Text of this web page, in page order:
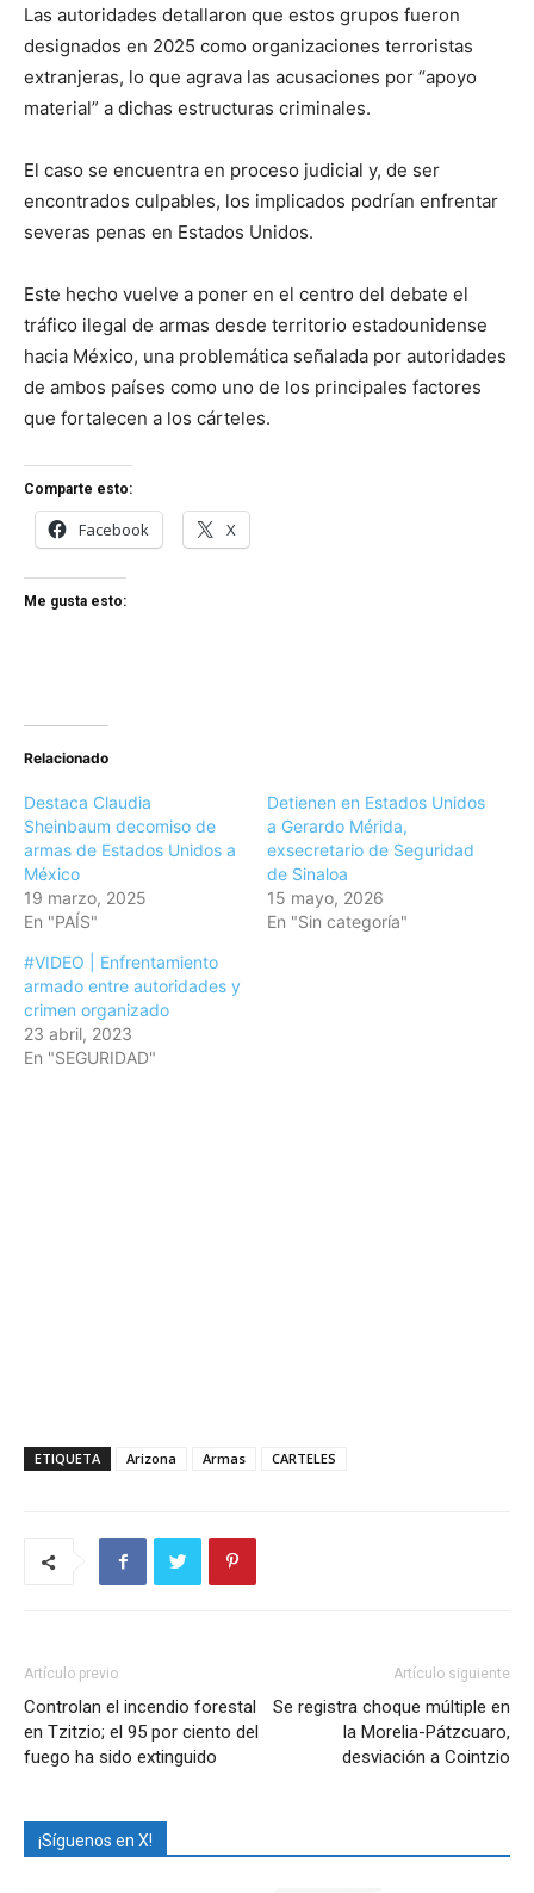
Las autoridades detallaron que estos grupos fueron
designados en 2025 como organizaciones terroristas
extranjeras, lo que agrava las acusaciones por “apoyo
material” a dichas estructuras criminales.
El caso se encuentra en proceso judicial y, de ser
encontrados culpables, los implicados podrían enfrentar
severas penas en Estados Unidos.
Este hecho vuelve a poner en el centro del debate el
tráfico ilegal de armas desde territorio estadounidense
hacia México, una problemática señalada por autoridades
de ambos países como uno de los principales factores
que fortalecen a los cárteles.
Comparte esto:
Facebook X
Me gusta esto:
Relacionado
Destaca Claudia
Sheinbaum decomiso de
armas de Estados Unidos a
México
19 marzo, 2025
En "PAÍS"
Detienen en Estados Unidos
a Gerardo Mérida,
exsecretario de Seguridad
de Sinaloa
15 mayo, 2026
En "Sin categoría"
#VIDEO | Enfrentamiento
armado entre autoridades y
crimen organizado
23 abril, 2023
En "SEGURIDAD"
ETIQUETA Arizona Armas CARTELES
Artículo previo
Controlan el incendio forestal
en Tzitzio; el 95 por ciento del
fuego ha sido extinguido
Artículo siguiente
Se registra choque múltiple en
la Morelia-Pátzcuaro,
desviación a Cointzio
¡Síguenos en X!